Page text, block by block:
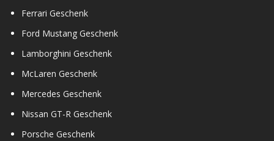
Ferrari Geschenk
Ford Mustang Geschenk
Lamborghini Geschenk
McLaren Geschenk
Mercedes Geschenk
Nissan GT-R Geschenk
Porsche Geschenk